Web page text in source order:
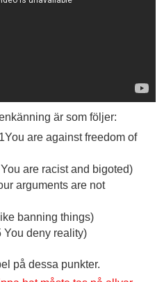
är som följer:
are against freedom of
are racist and bigoted)
arguments are not
banning things)
You deny reality)
på dessa punkter.